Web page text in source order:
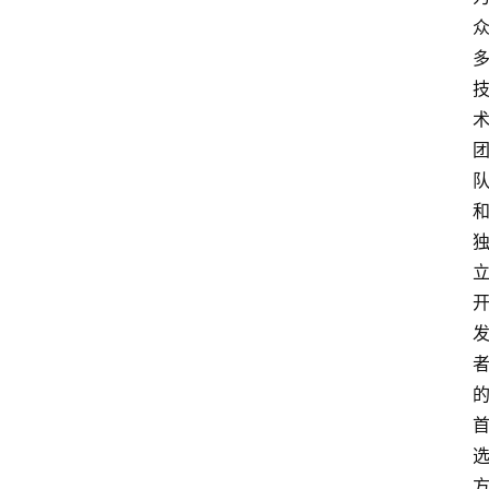
众
多
技
术
团
队
和
独
立
开
发
者
的
首
选